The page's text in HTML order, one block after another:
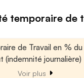
temporaire de
de Travail en % du
(indemnité journalière)
Voir plus